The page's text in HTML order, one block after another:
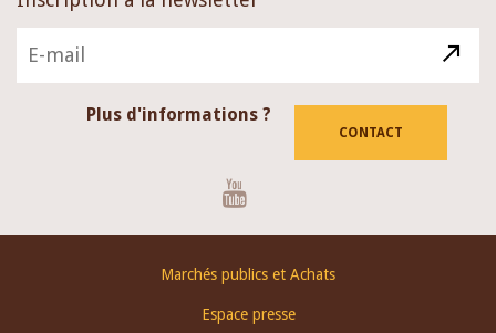
Plus d'informations ?
CONTACT
Marchés publics et Achats
Espace presse